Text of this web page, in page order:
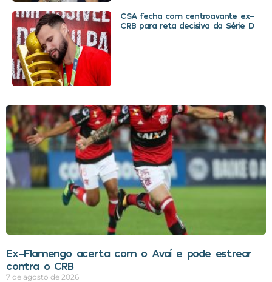
CSA fecha com centroavante ex-
CRB para reta decisiva da Série D
Ex-Flamengo acerta com o Avaí e pode estrear
contra o CRB
7 de agosto de 2026